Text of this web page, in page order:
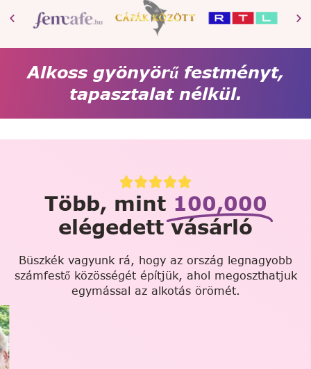
Alkoss gyönyörű festményt,
tapasztalat nélkül.
Több, mint 100,000
elégedett vásárló
Büszkék vagyunk rá, hogy az ország legnagyobb
számfestő közösségét építjük, ahol megoszthatjuk
egymással az alkotás örömét.